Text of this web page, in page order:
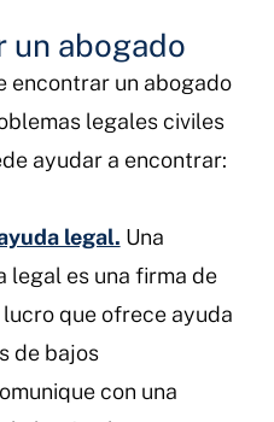
un abogado
encontrar un abogado
legales civiles
ayudar a encontrar:
legal. Una
legal es una firma de
que ofrece ayuda
de bajos
con una